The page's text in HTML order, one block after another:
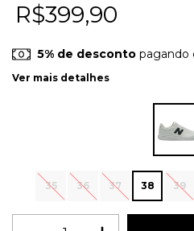
R$399,90
5% de desconto pagando
Ver mais detalhes
35 36 37 38 39